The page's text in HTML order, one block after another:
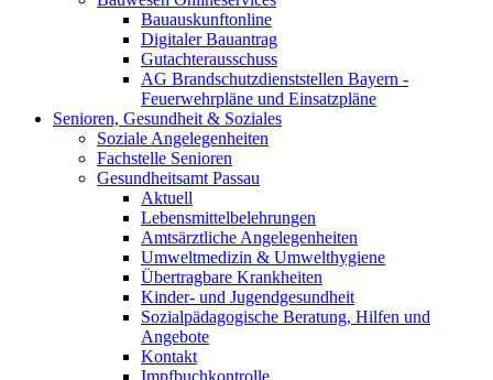
Bauauskunftonline
Digitaler Bauantrag
Gutachterausschuss
AG Brandschutzdienststellen Bayern -
Feuerwehrpläne und Einsatzpläne
Senioren, Gesundheit & Soziales
Soziale Angelegenheiten
Fachstelle Senioren
Gesundheitsamt Passau
Aktuell
Lebensmittelbelehrungen
Amtsärztliche Angelegenheiten
Umweltmedizin & Umwelthygiene
Übertragbare Krankheiten
Kinder- und Jugendgesundheit
Sozialpädagogische Beratung, Hilfen und
Angebote
Kontakt
Impfbuchkontrolle